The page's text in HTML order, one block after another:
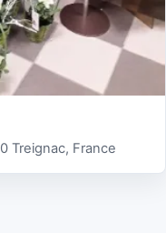
Treignac, France